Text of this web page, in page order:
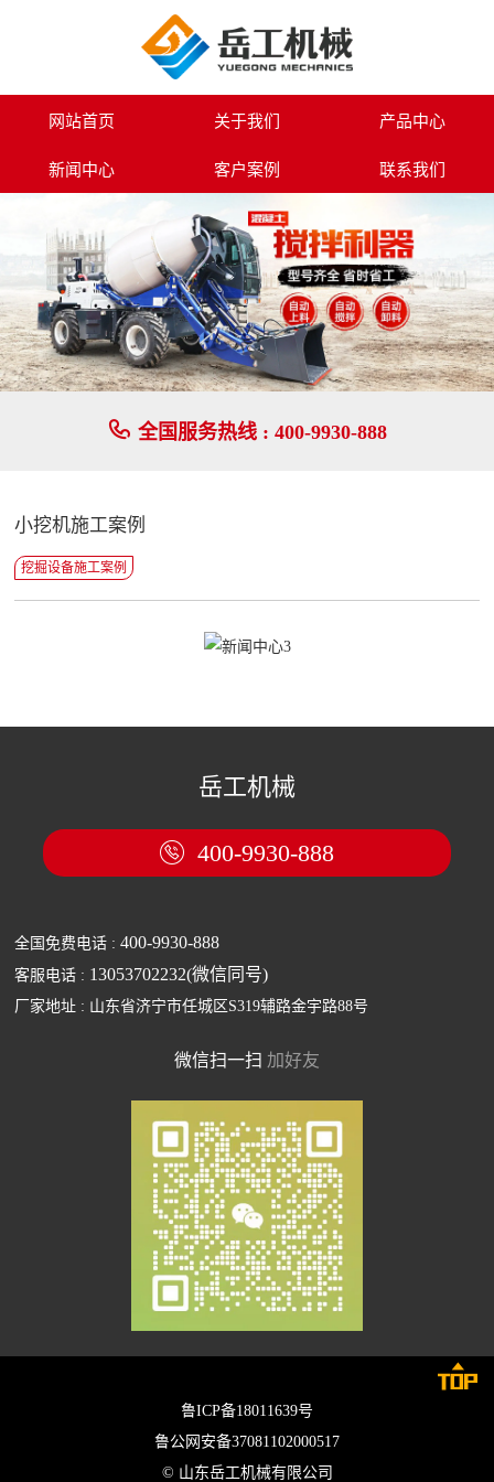
小挖机施工案例-岳工机械专业生产路面设备系列,小型挖掘机,装载机,履
网站首页 关于我们 产品中心
新闻中心 客户案例 联系我们
 全国服务热线 : 400-9930-888
小挖机施工案例
挖掘设备施工案例
岳工机械
 400-9930-888
全国免费电话 :400-9930-888
客服电话 : 13053702232(微信同号)
厂家地址 : 山东省济宁市任城区S319辅路金宇路88号
微信扫一扫 加好友
鲁ICP备18011639号
鲁公网安备37081102000517
© 山东岳工机械有限公司
